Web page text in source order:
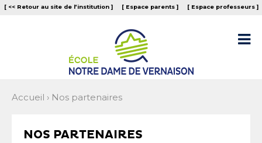
Aller
au
Outils
personnels
[ << Retour au site de l‘institution ] [ Espace parents ] [ Espace professeurs ]

Accueil › Nos partenaires
NOS PARTENAIRES